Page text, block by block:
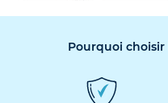
Pourquoi choisir